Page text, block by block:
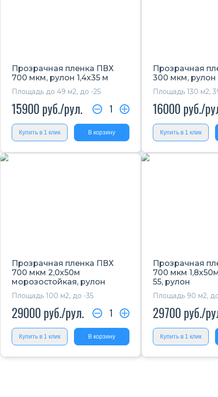
Прозрачная пленка ПВХ
700 мкм, рулон 1,4х35 м
Площадь до 49 м2, до -25
15900 руб./рул. 1
Купить в 1 клик В корзину
Прозрачная
300 мкм, рулон
Площадь 130 м2,
16000 руб./
Купить в 1 клик
Прозрачная пленка ПВХ
700 мкм 2,0х50м
морозостойкая, рулон
Площадь 100 м2, до -35
29000 руб./рул. 1
Купить в 1 клик В корзину
Прозрачная
700 мкм
55, рулон
Площадь 90 м2,
29700 руб./
Купить в 1 клик